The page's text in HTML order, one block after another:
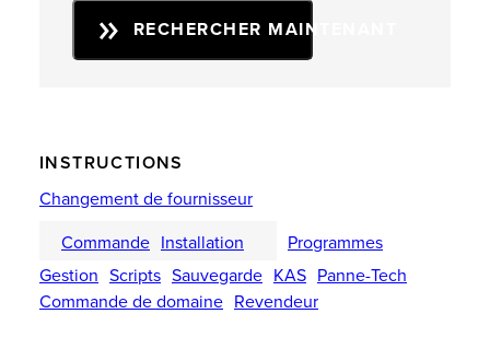
RECHERCHER MAINTENANT
INSTRUCTIONS
Changement de fournisseur
Commande Installation
Programmes
Gestion Scripts Sauvegarde KAS Panne-Tech
Commande de domaine Revendeur